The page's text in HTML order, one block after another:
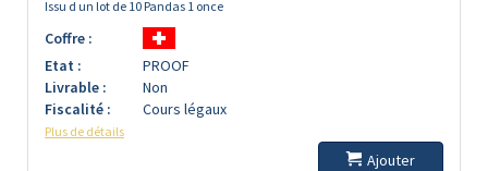
Issu d un lot de 10 Pandas 1 once
Coffre :
Etat :
PROOF
Livrable :
Non
Fiscalité :
Cours légaux
Plus de détails
Ajouter